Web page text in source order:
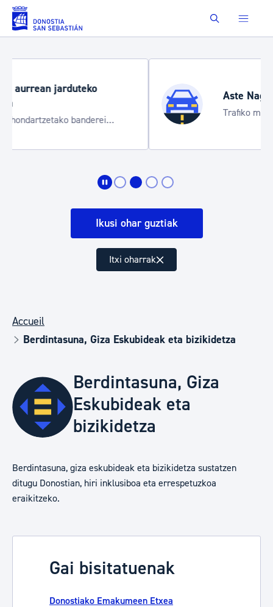
Saut au contenu principal Buscar
Aste Nagusia 2026
Trafiko mozketak eta garraio zerbitzu
bereziak
Ikusi ohar guztiak
Itxi oharrak
Accueil
Berdintasuna, Giza Eskubideak eta bizikidetza
Berdintasuna, Giza
Eskubideak eta
bizikidetza
Berdintasuna, giza eskubideak eta bizikidetza sustatzen
ditugu Donostian, hiri inklusiboa eta errespetuzkoa
eraikitzeko.
Gai bisitatuenak
Donostiako Emakumeen Etxea